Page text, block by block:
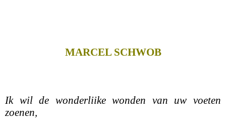
MARCEL SCHWOB
Ik wil de wonderliike wonden van uw voeten
zoenen,